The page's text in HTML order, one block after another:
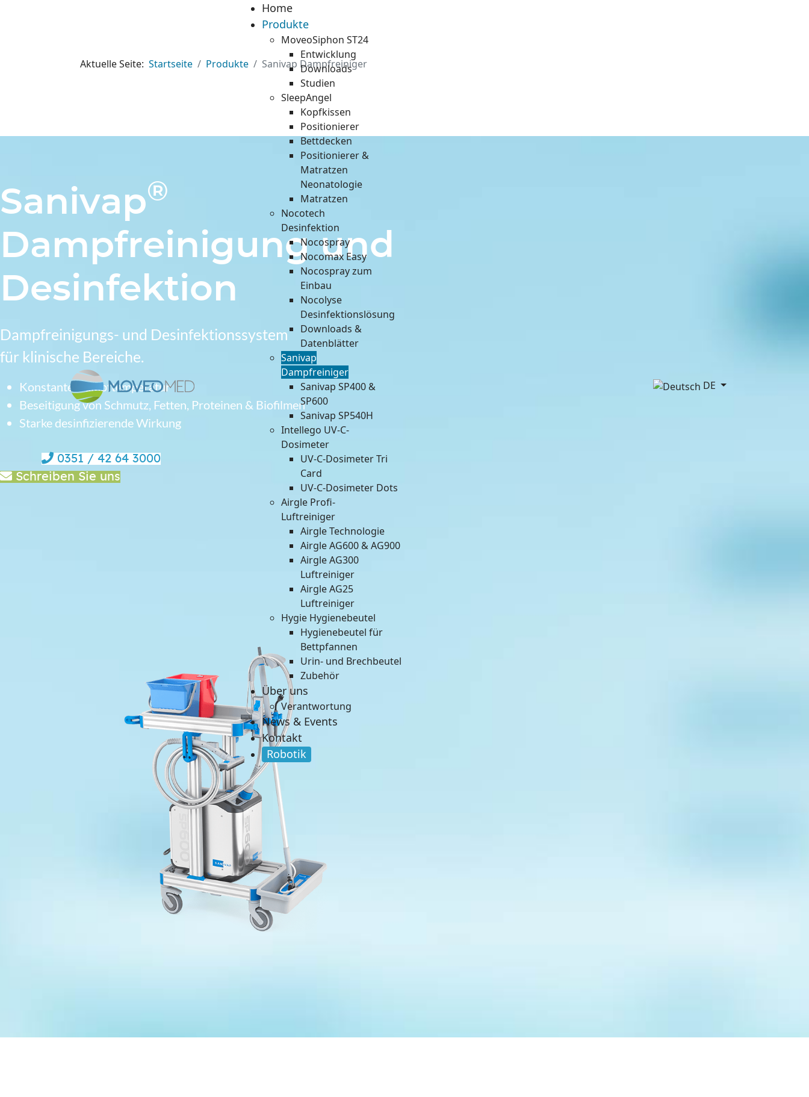
Home
Produkte
MoveoSiphon ST24
Entwicklung
Downloads
Studien
SleepAngel
Kopfkissen
Positionierer
Bettdecken
Positionierer &
Matratzen
Neonatologie
Matratzen
Nocotech
Desinfektion
Nocospray
Nocomax Easy
Nocospray zum
Einbau
Nocolyse
Desinfektionslösung
Downloads &
Datenblätter
Sanivap
Dampfreiniger
Sanivap SP400 &
SP600
Sanivap SP540H
Intellego UV-C-
Dosimeter
UV-C-Dosimeter Tri
Card
UV-C-Dosimeter Dots
Airgle Profi-
Luftreiniger
Airgle Technologie
Airgle AG600 & AG900
Airgle AG300
Luftreiniger
Airgle AG25
Luftreiniger
Hygie Hygienebeutel
Hygienebeutel für
Bettpfannen
Urin- und Brechbeutel
Zubehör
Über uns
Verantwortung
News & Events
Kontakt
Robotik
Sprache auswählen
DE
Aktuelle Seite: Startseite Produkte Sanivap Dampfreiniger
Sanivap®
Dampfreinigung und
Desinfektion
Dampfreinigungs- und Desinfektionssystem
für klinische Bereiche.
Konstante Dampftemperatur
Beseitigung von Schmutz, Fetten, Proteinen & Biofilmen
Starke desinfizierende Wirkung
0351 / 42 64 3000
Schreiben Sie uns